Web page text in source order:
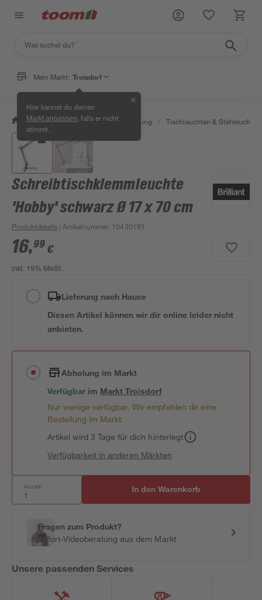
Mein Markt: Troisdorf
Hier kannst du deinen
Markt anpassen , falls er nicht
stimmt.
✕
/ Wohnen & Haushalt / Beleuchtung / Tischleuchten & Stehleuchten
Schreibtischklemmleuchte
'Hobby' schwarz Ø 17 x 70 cm
Produktdetails | Artikelnummer: 10430191
16,99 €
inkl. 19% MwSt.
Lieferung nach Hause
Diesen Artikel können wir dir online leider nicht
anbieten.
Abholung im Markt
Verfügbar im MarktTroisdorf
Nur wenige verfügbar. Wir empfehlen dir eine
Bestellung im Markt.
Artikel wird 3 Tage für dich hinterlegt
Verfügbarkeit in anderen Märkten
Anzahl: In den Warenkorb
Fragen zum Produkt?
Sofort-Videoberatung aus dem Markt
Unsere passenden Services